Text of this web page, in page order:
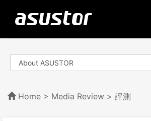
Home > Media Review > 評測